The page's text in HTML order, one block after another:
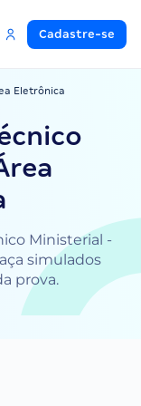
Cadastre-se
Eletrônica
Ministerial -
simulados
prova.